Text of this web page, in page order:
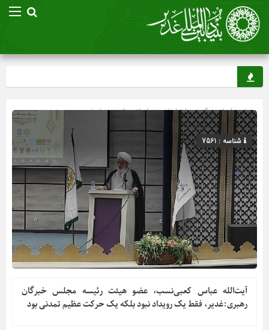
صفحه اصلی» گروه »اخبار غدیر»اسلاید شو»بنیاد غدیر
شناسه : 7561
آیت‌الله عباس کعبی‌نسب، عضو هیئت رئیسه مجلس خبرگان
رهبری:غدیر، فقط یک رویداد نبود بلکه یک حرکت عظیم تمدنی بود